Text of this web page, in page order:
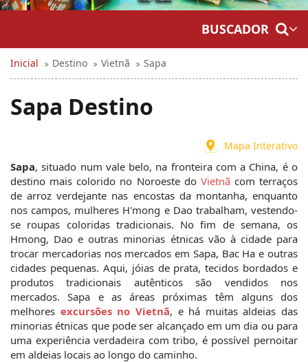
BUSCADOR
Inicial Destino Vietnã Sapa
Sapa Destino
Mapa Interativo
Sapa, situado num vale belo, na fronteira com a China, é o
destino mais colorido no Noroeste do Vietnã com terraços
de arroz verdejante nas encostas da montanha, enquanto
nos campos, mulheres H'mong e Dao trabalham, vestendo-
se roupas coloridas tradicionais. No fim de semana, os
Hmong, Dao e outras minorias étnicas vão à cidade para
trocar mercadorias nos mercados em Sapa, Bac Ha e outras
cidades pequenas. Aqui, jóias de prata, tecidos bordados e
produtos tradicionais autênticos são vendidos nos
mercados. Sapa e as áreas próximas têm alguns dos
melhores excursões no Vietnã, e há muitas aldeias das
minorias étnicas que pode ser alcançado em um dia ou para
uma experiência verdadeira com tribo, é possível pernoitar
em aldeias locais ao longo do caminho.